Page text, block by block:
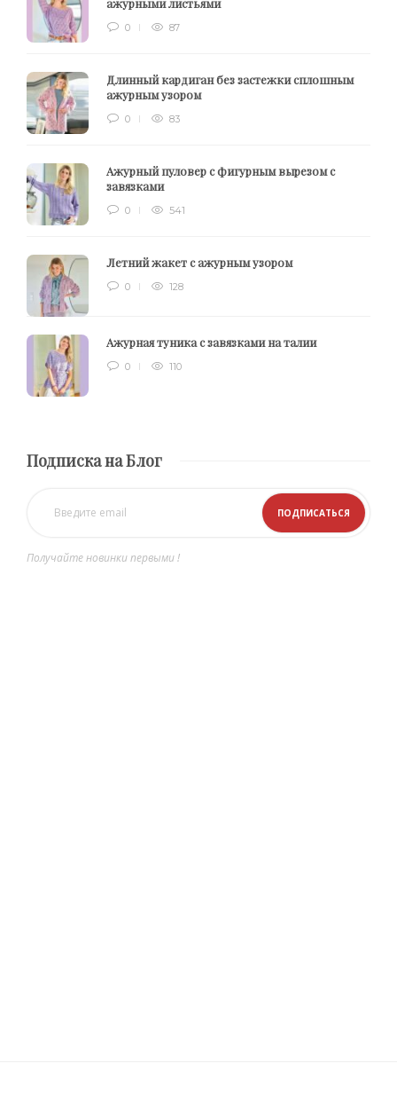
ажурными листьями
0 87
Длинный кардиган без застежки сплошным
ажурным узором
0 83
Ажурный пуловер с фигурным вырезом с
завязками
0 541
Летний жакет с ажурным узором
0 128
Ажурная туника с завязками на талии
0 110
Подписка на Блог
Получайте новинки первыми !